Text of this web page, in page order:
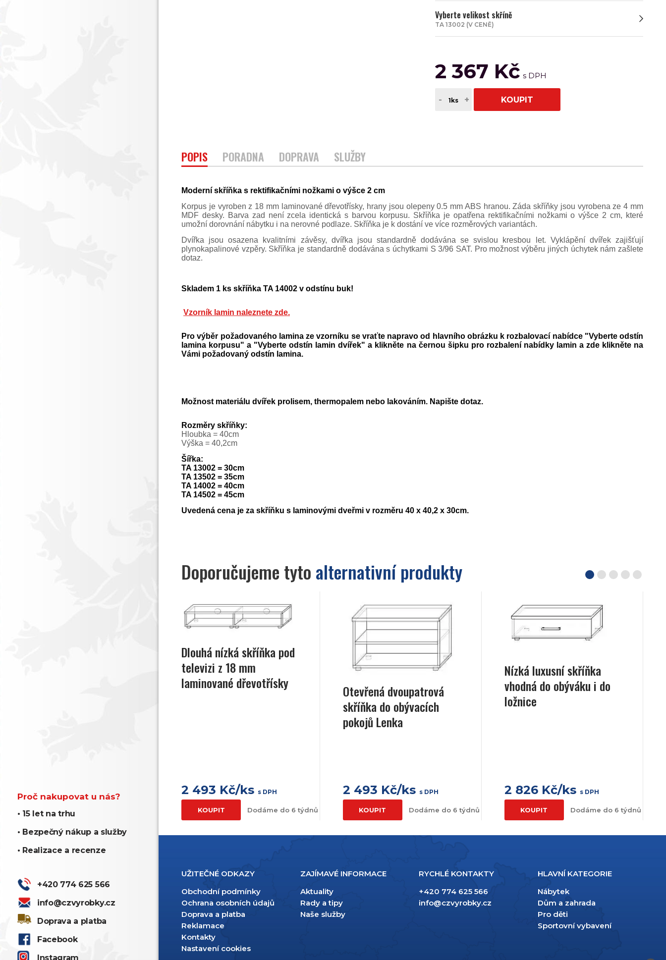
Proč nakupovat u nás?
• 15 let na trhu
• Bezpečný nákup a služby
• Realizace a recenze
+420 774 625 566
info@czvyrobky.cz
Doprava a platba
Facebook
Instagram
Vyberte velikost skříně
TA 13002 (V CENĚ)
2 367 Kč
- + KOUPIT
POPIS PORADNA DOPRAVA SLUŽBY
Moderní skříňka s rektifikačními nožkami o výšce 2 cm
Korpus je vyroben z 18 mm laminované dřevotřísky, hrany jsou olepeny 0.5 mm ABS hranou. Záda skříňky jsou vyrobena ze 4 mm
MDF desky. Barva zad není zcela identická s barvou korpusu. Skříňka je opatřena rektifikačními nožkami o výšce 2 cm, které
umožní dorovnání nábytku i na nerovné podlaze. Skříňka je k dostání ve více rozměrových variantách.
Dvířka jsou osazena kvalitními závěsy, dvířka jsou standardně dodávána se svislou kresbou let. Vyklápění dvířek zajišťují
plynokapalinové vzpěry. Skříňka je standardně dodávána s úchytkami S 3/96 SAT. Pro možnost výběru jiných úchytek nám zašlete
dotaz.
Skladem 1 ks skříňka TA 14002 v odstínu buk!
Vzorník lamin naleznete zde.
Pro výběr požadovaného lamina ze vzorníku se vraťte napravo od hlavního obrázku k rozbalovací nabídce "Vyberte odstín
lamina korpusu" a "Vyberte odstín lamin dvířek" a klikněte na černou šipku pro rozbalení nabídky lamin a zde klikněte na
Vámi požadovaný odstín lamina.
Možnost materiálu dvířek prolisem, thermopalem nebo lakováním. Napište dotaz.
Rozměry skříňky:
Hloubka = 40cm
Výška = 40,2cm
Šířka:
TA 13002 = 30cm
TA 13502 = 35cm
TA 14002 = 40cm
TA 14502 = 45cm
Uvedená cena je za skříňku s laminovými dveřmi v rozměru 40 x 40,2 x 30cm.
Doporučujeme tyto alternativní produkty
Dlouhá nízká skříňka pod
televizi z 18 mm
laminované dřevotřísky
2 493 Kč/ks s DPH
KOUPIT Dodáme do 6 týdnů
Otevřená dvoupatrová
skříňka do obývacích
pokojů Lenka
2 493 Kč/ks s DPH
KOUPIT Dodáme do 6 týdnů
Nízká luxusní skříňka
vhodná do obýváku i do
ložnice
2 826 Kč/ks s DPH
KOUPIT Dodáme do 6 týdnů
UŽITEČNÉ ODKAZY
Obchodní podmínky
Ochrana osobních údajů
Doprava a platba
Reklamace
Kontakty
Nastavení cookies
ZAJÍMAVÉ INFORMACE
Aktuality
Rady a tipy
Naše služby
RYCHLÉ KONTAKTY
+420 774 625 566
info@czvyrobky.cz
HLAVNÍ KATEGORIE
Nábytek
Dům a zahrada
Pro děti
Sportovní vybavení